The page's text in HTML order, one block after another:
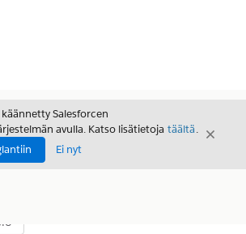
Salesforcen
avulla. Katso lisätietoja täältä.
Ei nyt
Sulje